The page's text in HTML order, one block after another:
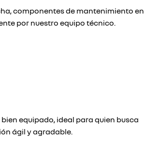
componentes de mantenimiento en
por nuestro equipo técnico.
equipado, ideal para quien busca
ágil y agradable.